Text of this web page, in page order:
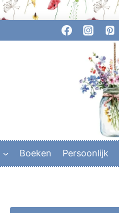
Boeken Persoonlijk